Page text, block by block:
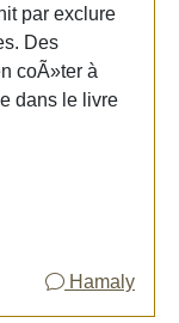
par exclure
Des
coÃ»ter à
dans le livre
Hamaly